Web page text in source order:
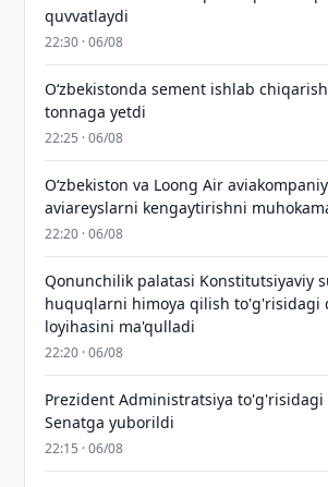
quvvatlaydi
22:30 · 06/08
O‘zbekistonda sement ishlab
tonnaga yetdi
22:25 · 06/08
Oʻzbekiston va Loong Air
aviareyslarni kengaytirishni
22:20 · 06/08
Qonunchilik palatasi Konstitutsiyaviy
huquqlarni himoya qilish to'g'risidagi
loyihasini ma'qulladi
22:20 · 06/08
Prezident Administratsiya
Senatga yuborildi
22:15 · 06/08